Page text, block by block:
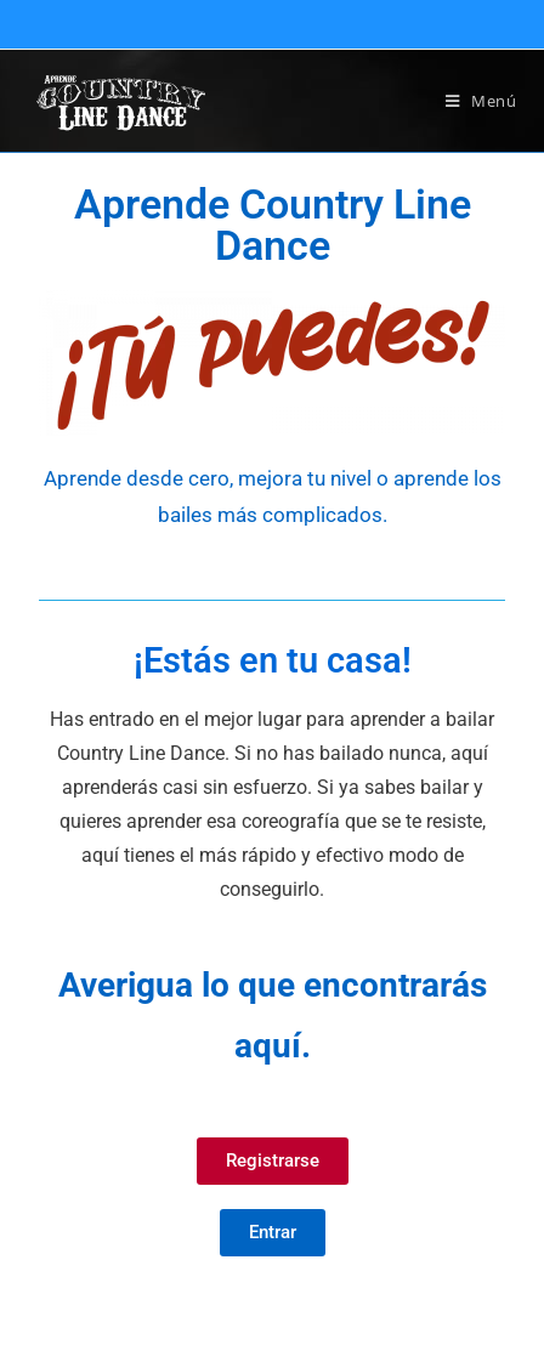
Menú
Aprende Country Line
Dance
Aprende desde cero, mejora tu nivel o aprende los
bailes más complicados.
¡Estás en tu casa!
Has entrado en el mejor lugar para aprender a bailar
Country Line Dance. Si no has bailado nunca, aquí
aprenderás casi sin esfuerzo. Si ya sabes bailar y
quieres aprender esa coreografía que se te resiste,
aquí tienes el más rápido y efectivo modo de
conseguirlo.
Averigua lo que encontrarás
aquí.
Registrarse
Entrar